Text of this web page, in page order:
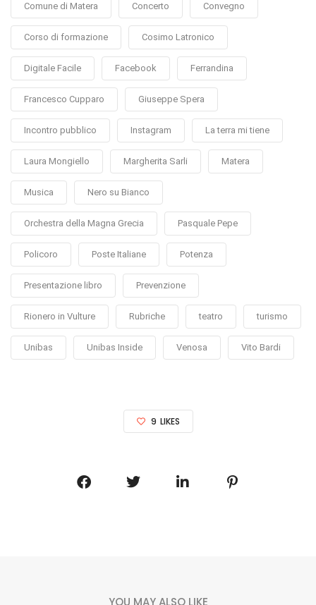
Comune di Matera Concerto Convegno
Corso di formazione Cosimo Latronico
Digitale Facile Facebook Ferrandina
Francesco Cupparo Giuseppe Spera
Incontro pubblico Instagram La terra mi tiene
Laura Mongiello Margherita Sarli Matera
Musica Nero su Bianco
Orchestra della Magna Grecia Pasquale Pepe
Policoro Poste Italiane Potenza
Presentazione libro Prevenzione
Rionero in Vulture Rubriche teatro turismo
Unibas Unibas Inside Venosa Vito Bardi
9 LIKES
YOU MAY ALSO LIKE